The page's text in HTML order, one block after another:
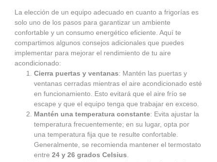
La elección de un equipo adecuado en cuanto a frigorías es
solo uno de los pasos para garantizar un ambiente
confortable y un consumo energético eficiente. Aquí te
compartimos algunos consejos adicionales que puedes
implementar para mejorar el rendimiento de tu aire
acondicionado:
Cierra puertas y ventanas: Mantén las puertas y
ventanas cerradas mientras el aire acondicionado esté
en funcionamiento. Esto evitará que el aire frío se
escape y que el equipo tenga que trabajar en exceso.
Mantén una temperatura constante: Evita ajustar la
temperatura frecuentemente; en su lugar, opta por
una temperatura fija que te resulte confortable.
Generalmente, se recomienda mantener el termostato
entre 24 y 26 grados Celsius.